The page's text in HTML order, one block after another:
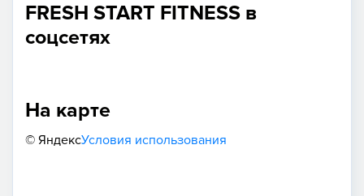
FRESH START FITNESS в
соцсетях
На карте
© ЯндексУсловия использования